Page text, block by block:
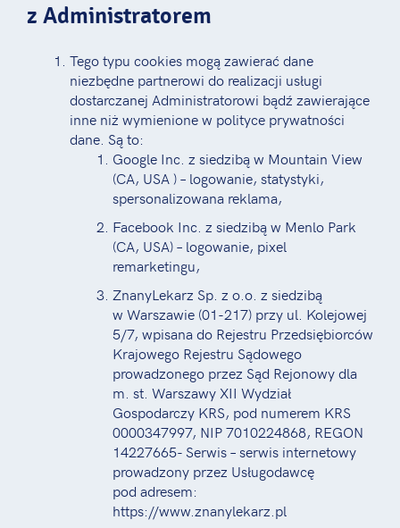
z Administratorem
Tego typu cookies mogą zawierać dane
niezbędne partnerowi do realizacji usługi
dostarczanej Administratorowi bądź zawierające
inne niż wymienione w polityce prywatności
dane. Są to:
Google Inc. z siedzibą w Mountain View
(CA, USA ) – logowanie, statystyki,
spersonalizowana reklama,
Facebook Inc. z siedzibą w Menlo Park
(CA, USA) – logowanie, pixel
remarketingu,
ZnanyLekarz Sp. z o.o. z siedzibą
w Warszawie (01-217) przy ul. Kolejowej
5/7, wpisana do Rejestru Przedsiębiorców
Krajowego Rejestru Sądowego
prowadzonego przez Sąd Rejonowy dla
m. st. Warszawy XII Wydział
Gospodarczy KRS, pod numerem KRS
0000347997, NIP 7010224868, REGON
14227665- Serwis – serwis internetowy
prowadzony przez Usługodawcę
pod adresem:
https://www.znanylekarz.pl